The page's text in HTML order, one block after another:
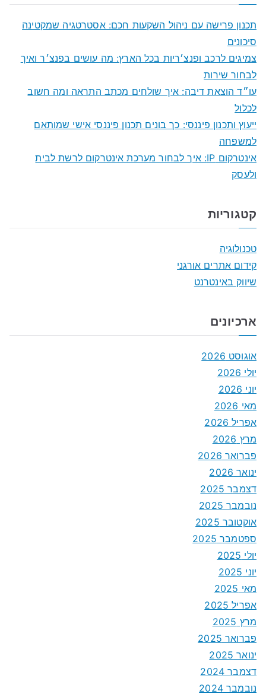
תכנון פרישה עם ניהול השקעות חכם: אסטרטגיה שמקטינה
סיכונים
צמיגים לרכב ופנצ׳ריות בכל הארץ: מה עושים בפנצ׳ר ואיך
לבחור שירות
עו״ד הוצאת דיבה: איך שולחים מכתב התראה ומה חשוב
לכלול
ייעוץ ותכנון פיננסי: כך בונים תכנון פיננסי אישי שמותאם
למשפחה
אינטרקום IP: איך לבחור מערכת אינטרקום לרשת לבית
ולעסק
קטגוריות
טכנולוגיה
קידום אתרים אורגני
שיווק באינטרנט
ארכיונים
אוגוסט 2026
יולי 2026
יוני 2026
מאי 2026
אפריל 2026
מרץ 2026
פברואר 2026
ינואר 2026
דצמבר 2025
נובמבר 2025
אוקטובר 2025
ספטמבר 2025
יולי 2025
יוני 2025
מאי 2025
אפריל 2025
מרץ 2025
פברואר 2025
ינואר 2025
דצמבר 2024
נובמבר 2024